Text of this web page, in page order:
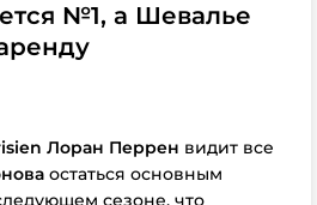
№1, а Шевалье
Лоран Перрен видит все
остаться основным
сезоне, что